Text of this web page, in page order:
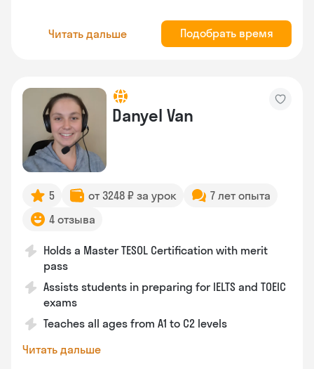
Читать дальше Подобрать время
Danyel Van
5 от 3248 ₽ за урок
7 лет опыта
4 отзыва
Holds a Master TESOL Certification with merit
pass
Assists students in preparing for IELTS and TOEIC
exams
Teaches all ages from A1 to C2 levels
Читать дальше